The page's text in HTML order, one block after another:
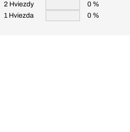
2 Hviezdy
0 %
1 Hviezda
0 %